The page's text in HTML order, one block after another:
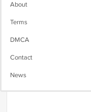
About
Terms
DMCA
Contact
News